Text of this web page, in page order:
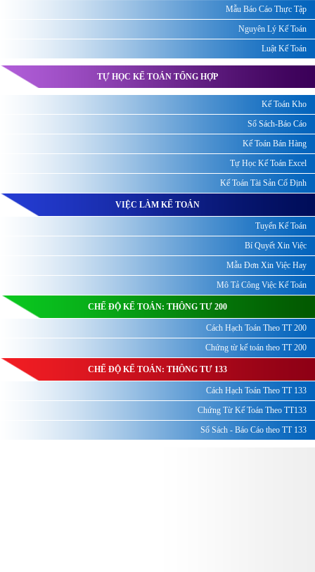
Mẫu Báo Cáo Thực Tập
Nguyên Lý Kế Toán
Luật Kế Toán
TỰ HỌC KẾ TOÁN TỔNG HỢP
Kế Toán Kho
Sổ Sách-Báo Cáo
Kế Toán Bán Hàng
Tự Học Kế Toán Excel
Kế Toán Tài Sản Cố Định
VIỆC LÀM KẾ TOÁN
Tuyển Kế Toán
Bí Quyết Xin Việc
Mẫu Đơn Xin Việc Hay
Mô Tả Công Việc Kế Toán
CHẾ ĐỘ KẾ TOÁN: THÔNG TƯ 200
Cách Hạch Toán Theo TT 200
Chứng từ kế toán theo TT 200
CHẾ ĐỘ KẾ TOÁN: THÔNG TƯ 133
Cách Hạch Toán Theo TT 133
Chứng Từ Kế Toán Theo TT133
Sổ Sách - Báo Cáo theo TT 133